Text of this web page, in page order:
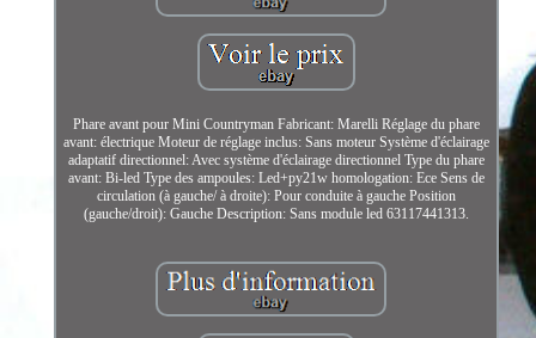
Phare avant pour Mini Countryman Fabricant: Marelli Réglage du phare
avant: électrique Moteur de réglage inclus: Sans moteur Système d'éclairage
adaptatif directionnel: Avec système d'éclairage directionnel Type du phare
avant: Bi-led Type des ampoules: Led+py21w homologation: Ece Sens de
circulation (à gauche/ à droite): Pour conduite à gauche Position
(gauche/droit): Gauche Description: Sans module led 63117441313.